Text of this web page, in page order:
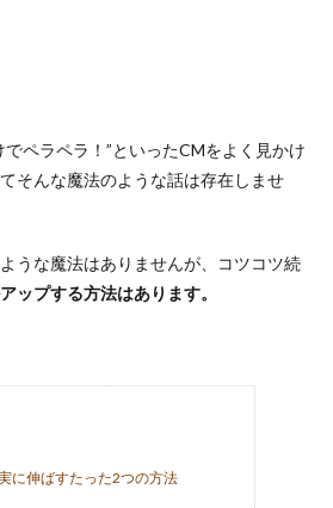
ペラペラ！”といったCMをよく見かけ
そんな魔法のような話は存在しませ
うな魔法はありませんが、コツコツ続
ップする方法はあります。
に伸ばすたった2つの方法